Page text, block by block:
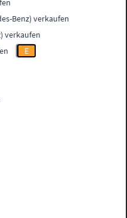
Benz) verkaufen
verkaufen
E